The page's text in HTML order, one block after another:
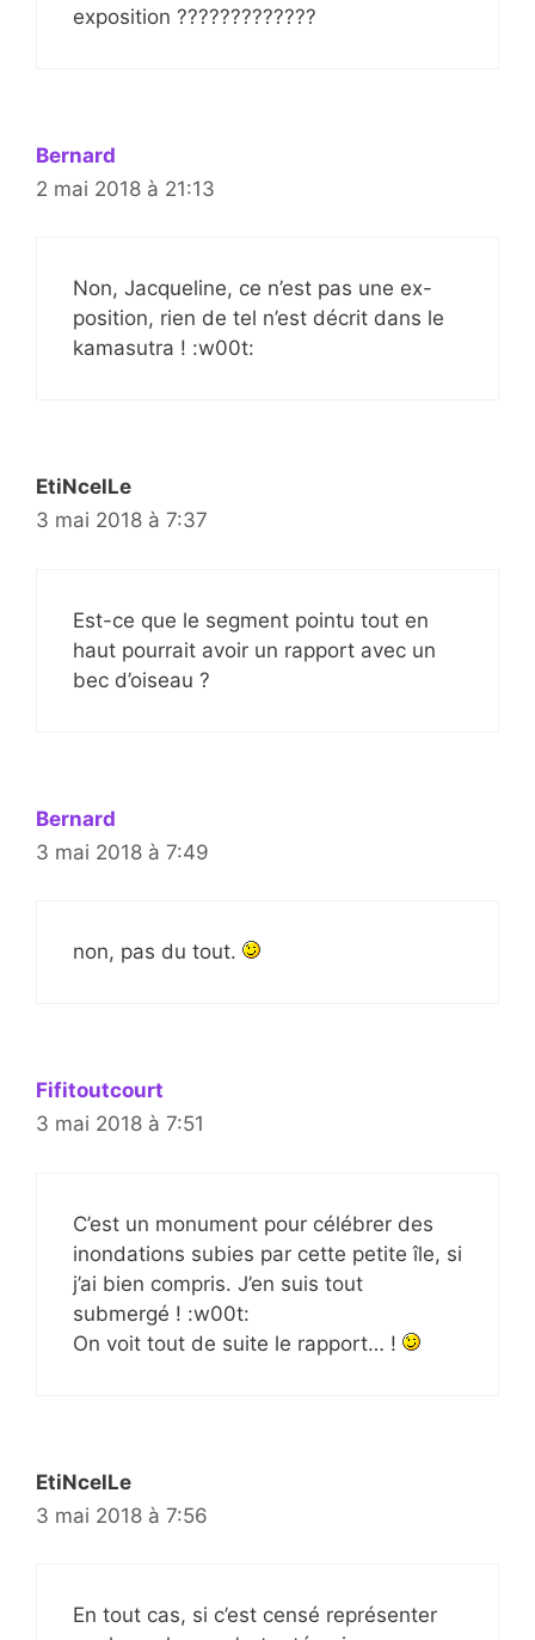
exposition ?????????????
Bernard
2 mai 2018 à 21:13
Non, Jacqueline, ce n’est pas une ex-
position, rien de tel n’est décrit dans le
kamasutra ! :w00t:
EtiNcelLe
3 mai 2018 à 7:37
Est-ce que le segment pointu tout en
haut pourrait avoir un rapport avec un
bec d’oiseau ?
Bernard
3 mai 2018 à 7:49
non, pas du tout.
Fifitoutcourt
3 mai 2018 à 7:51
C’est un monument pour célébrer des
inondations subies par cette petite île, si
j’ai bien compris. J’en suis tout
submergé ! :w00t:
On voit tout de suite le rapport… !
EtiNcelLe
3 mai 2018 à 7:56
En tout cas, si c’est censé représenter